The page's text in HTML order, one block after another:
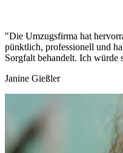
"Die Umzugsfirma hat
pünktlich, professionell und
Sorgfalt behandelt. Ich würde
Janine Gießler